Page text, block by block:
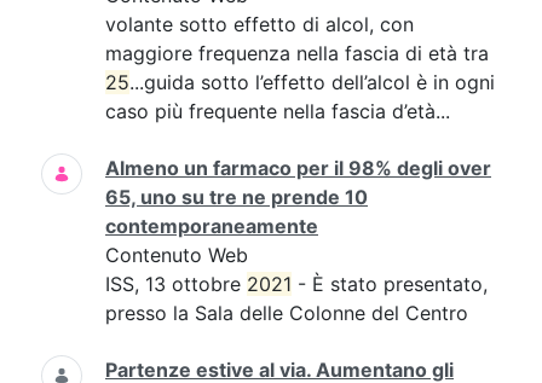
volante sotto effetto di alcol, con
maggiore frequenza nella fascia di età tra
25...guida sotto l’effetto dell’alcol è in ogni
caso più frequente nella fascia d’età...
Almeno un farmaco per il 98% degli over
65, uno su tre ne prende 10
contemporaneamente
Contenuto Web
ISS, 13 ottobre 2021 - È stato presentato,
presso la Sala delle Colonne del Centro
Partenze estive al via. Aumentano gli